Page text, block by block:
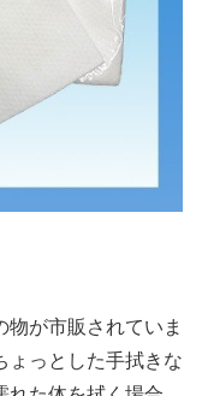
が市販されていま
ょっとした手拭きな